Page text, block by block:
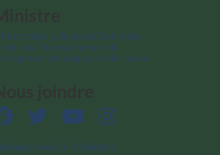
Julie Aviva Dabrusin
de l’Environnement, du
climatique et de la Nature
Facebook Twitter YouTube
vous à l’infolettre